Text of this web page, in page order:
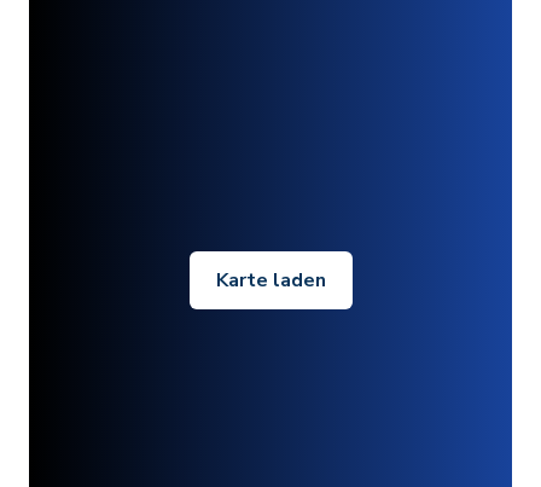
Karte laden